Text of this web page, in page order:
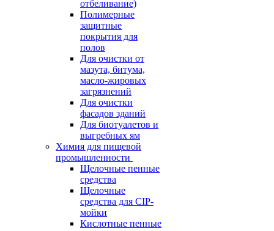
отбеливание)
Полимерные
защитные
покрытия для
полов
Для очистки от
мазута, битума,
масло-жировых
загрязнений
Для очистки
фасадов зданий
Для биотуалетов и
выгребных ям
Химия для пищевой
промышленности
Щелочные пенные
средства
Щелочные
средства для CIP-
мойки
Кислотные пенные